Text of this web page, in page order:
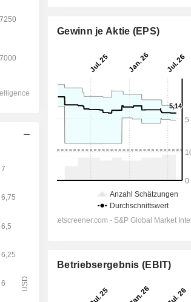
Gewinn je Aktie (EPS)
Betriebsergebnis (EBIT)